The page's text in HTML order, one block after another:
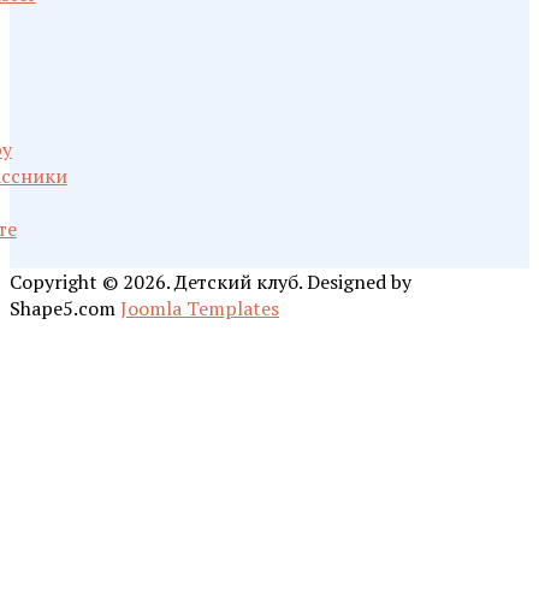
Copyright © 2026. Детский клуб. Designed by
Shape5.comJoomla Templates